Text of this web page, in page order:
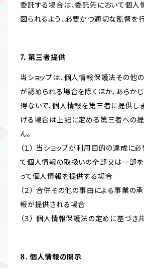
委託する場合は、委託先において個人
図られるよう、必要かつ適切な監督を行
7. 第三者提供
当ショップは、個人情報保護法その他
が認められる場合を除くほか、あらか
得ないで、個人情報を第三者に提供し
げる場合は上記に定める第三者への
ん。
（１） 当ショップが利用目的の達成に
て個人情報の取扱いの全部又は一部
って個人情報を提供する場合
（２） 合併その他の事由による事業の
報が提供される場合
（３） 個人情報保護法の定めに基づき
8. 個人情報の開示